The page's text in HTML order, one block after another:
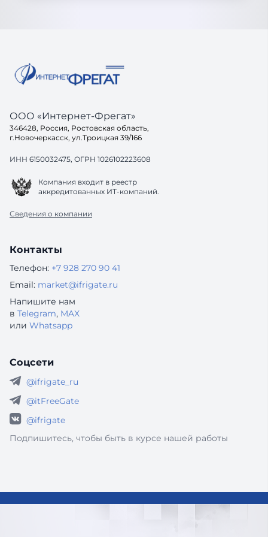
ООО «Интернет-Фрегат»
346428, Россия, Ростовская область,
г.Новочеркасск, ул.Троицкая 39/166
ИНН 6150032475, ОГРН 1026102223608
Компания входит в реестр
аккредитованных ИТ-компаний.
Сведения о компании
Контакты
Телефон: +7 928 270 90 41
Email: market@ifrigate.ru
Напишите нам
в Telegram, MAX
или Whatsapp
Соцсети
@ifrigate_ru
@itFreeGate
@ifrigate
Подпишитесь, чтобы быть в курсе нашей работы